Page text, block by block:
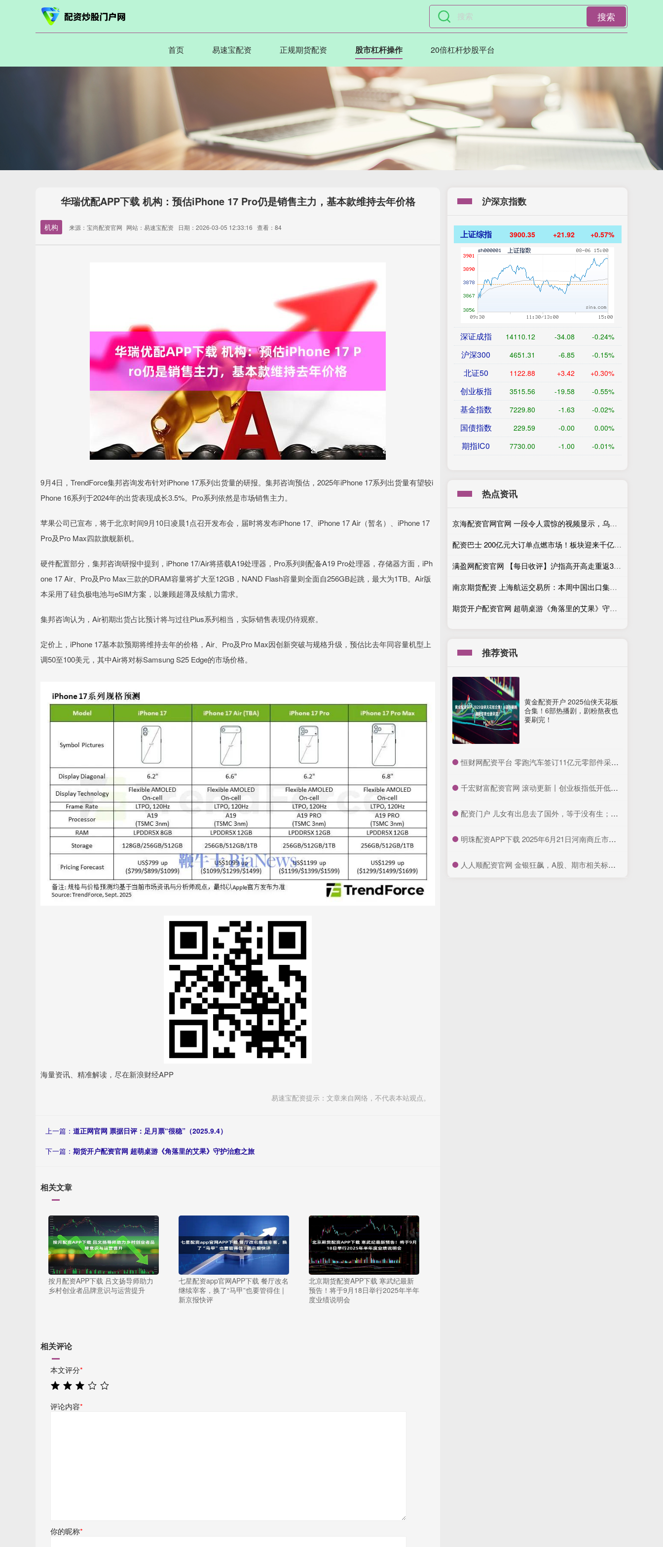
搜索
首页 易速宝配资 正规期货配资 股市杠杆操作 20倍杠杆炒股平台
华瑞优配APP下载 机构：预估iPhone 17 Pro仍是销售主力，基本款维持去年价格
机构 来源：宝尚配资官网 网站：易速宝配资 日期：2026-03-05 12:33:16 查看：84
9月4日，TrendForce集邦咨询发布针对iPhone 17系列出货量的研报。集邦咨询预估，2025年iPhone 17系列出货量有望较i
Phone 16系列于2024年的出货表现成长3.5%。Pro系列依然是市场销售主力。
苹果公司已宣布，将于北京时间9月10日凌晨1点召开发布会，届时将发布iPhone 17、iPhone 17 Air（暂名）、iPhone 17
Pro及Pro Max四款旗舰新机。
硬件配置部分，集邦咨询研报中提到，iPhone 17/Air将搭载A19处理器，Pro系列则配备A19 Pro处理器，存储器方面，iPh
one 17 Air、Pro及Pro Max三款的DRAM容量将扩大至12GB，NAND Flash容量则全面自256GB起跳，最大为1TB。Air版
本采用了硅负极电池与eSIM方案，以兼顾超薄及续航力需求。
集邦咨询认为，Air初期出货占比预计将与过往Plus系列相当，实际销售表现仍待观察。
定价上，iPhone 17基本款预期将维持去年的价格，Air、Pro及Pro Max因创新突破与规格升级，预估比去年同容量机型上
调50至100美元，其中Air将对标Samsung S25 Edge的市场价格。
海量资讯、精准解读，尽在新浪财经APP
易速宝配资提示：文章来自网络，不代表本站观点。
上一篇： 道正网官网 票据日评：足月票“很稳”（2025.9.4）
下一篇： 期货开户配资官网 超萌桌游《角落里的艾果》守护治愈之旅
相关文章
按月配资APP下载 吕文扬导师助力
乡村创业者品牌意识与运营提升
七星配资app官网APP下载 餐厅改名
继续宰客，换了“马甲”也要管得住 |
新京报快评
北京期货配资APP下载 寒武纪最新
预告！将于9月18日举行2025年半年
度业绩说明会
相关评论
本文评分*
评论内容*
你的昵称*
沪深京指数
上证综指 3900.35 +21.92 +0.57%
深证成指 14110.12 -34.08 -0.24%
沪深300 4651.31 -6.85 -0.15%
北证50 1122.88 +3.42 +0.30%
创业板指 3515.56 -19.58 -0.55%
基金指数 7229.80 -1.63 -0.02%
国债指数 229.59 -0.00 0.00%
期指IC0 7730.00 -1.00 -0.01%
热点资讯
京海配资官网官网 一段令人震惊的视频显示，乌克兰军队使用军用机器人撤离了老 人
配资巴士 200亿元大订单点燃市场！板块迎来千亿级市场空间！
满盈网配资官网 【每日收评】沪指高开高走重返3900点！全市场超百股涨停，海南、算力硬件板块联袂领涨
南京期货配资 上海航运交易所：本周中国出口集装箱运输市场总体平稳
期货开户配资官网 超萌桌游《角落里的艾果》守护治愈之旅
推荐资讯
黄金配资开户 2025仙侠天花板
合集！6部热播剧，剧粉熬夜也
要刷完！
​恒财网配资平台 零跑汽车签订11亿元零部件采购框架协议
​千宏财富配资官网 滚动更新丨创业板指低开低走跌3.36%，新能源、半导体板块下挫
​配资门户 儿女有出息去了国外，等于没有生；儿女去了大城市，等于生了半个_父母_生活_工作
​明珠配资APP下载 2025年6月21日河南商丘市农产品中心批发市场价格行情
​人人顺配资官网 金银狂飙，A股、期市相关标的齐涨，高波动下谨防高杠杆与非理性追高